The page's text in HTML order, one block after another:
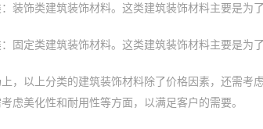
装饰类建筑装饰材料。这类建筑装饰材料主要是为
固定类建筑装饰材料。这类建筑装饰材料主要是为
，以上分类的建筑装饰材料除了价格因素，还需考
虑美化性和耐用性等方面，以满足客户的需要。